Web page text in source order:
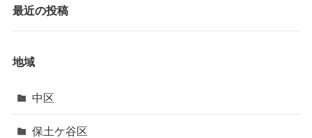
最近の投稿
地域
中区
保土ケ谷区